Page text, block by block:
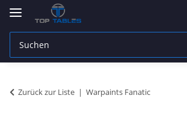
Zurück zur Liste Warpaints Fanatic